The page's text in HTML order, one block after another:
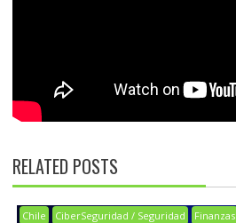
RELATED POSTS
Chile CiberSeguridad / Seguridad Finanzas